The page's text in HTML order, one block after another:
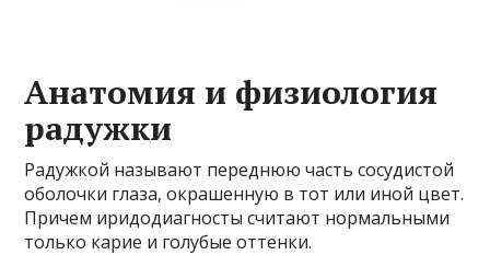
Анатомия и физиология
радужки
Радужкой называют переднюю часть сосудистой
оболочки глаза, окрашенную в тот или иной цвет.
Причем иридодиагносты считают нормальными
только карие и голубые оттенки.